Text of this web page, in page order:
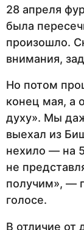
28 апреля
была
произошло.
внимания,
Но потом
конец мая, а
духу». Мы
выехал из
нехило — на
не
получим», —
голосе.
В отличие от